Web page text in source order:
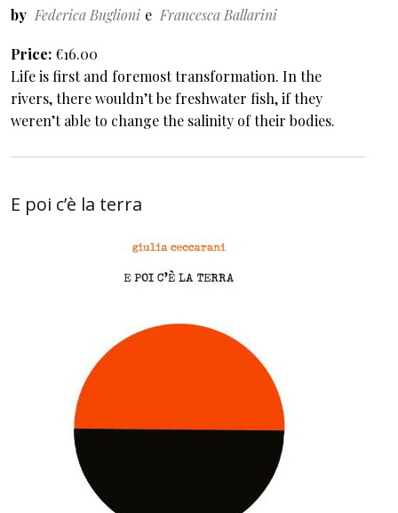
by Federica Buglioni Francesca Ballarini
Price €16.00
Life is first and foremost transformation. In the
rivers, there wouldn’t be freshwater fish, if they
weren’t able to change the salinity of their bodies.
E poi c’è la terra